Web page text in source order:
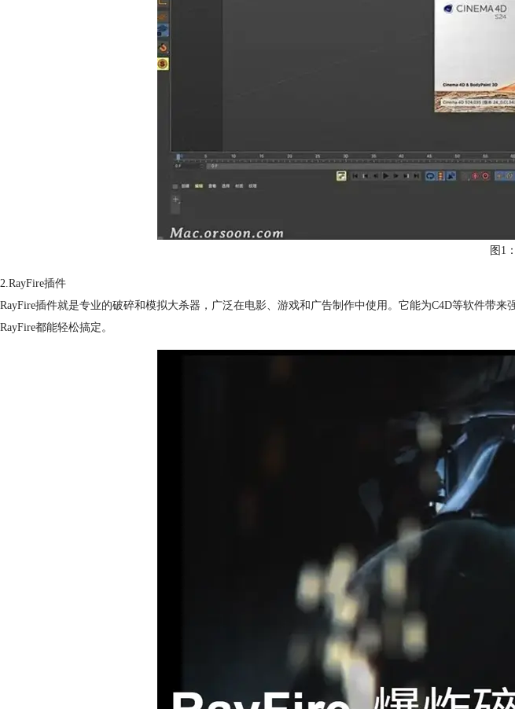
图1
2.RayFire插件
RayFire插件就是专业的破碎和模拟大杀器，广泛在电影、游戏和广告制作中使用。它能为C4D等软件带
RayFire都能轻松搞定。